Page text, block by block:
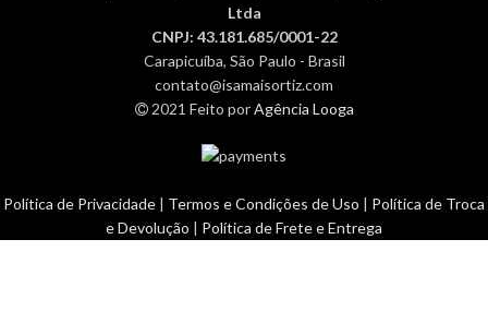
Ltda
CNPJ: 43.181.685/0001-22
Carapicuíba, São Paulo - Brasil
contato@isamaisortiz.com
2021 Feito porAgência Looga
Política de Privacidade | Termos e Condições de Uso | Política de Troca
e Devolução | Política de Frete e Entrega